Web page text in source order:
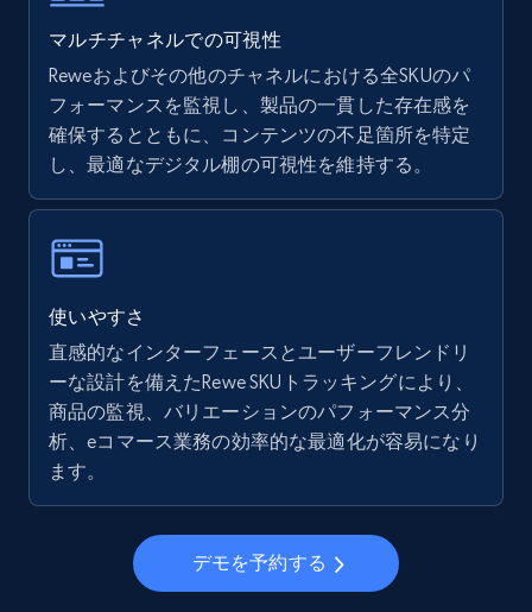
Walmart - products - Find new products by
using specific category URL
URL, Final price, Sku, Currency, Gtin,
Specifications, Image urls, Top reviews, and
more.
Walmart - products - Collects products by
specific keywords
URL, Final price, Sku, Currency, Gtin,
Specifications, Image urls, Top reviews, and
877+ 今すぐ始める
マルチチャネルでの可視性
Reweおよびその他のチャネルにおける全SKUのパ
フォーマンスを監視し、製品の一貫した存在感を
確保するとともに、コンテンツの不足箇所を特定
し、最適なデジタル棚の可視性を維持する。
使いやすさ
直感的なインターフェースとユーザーフレンドリ
ーな設計を備えたRewe SKUトラッキングにより、
商品の監視、バリエーションのパフォーマンス分
析、eコマース業務の効率的な最適化が容易になり
ます。
デモを予約する